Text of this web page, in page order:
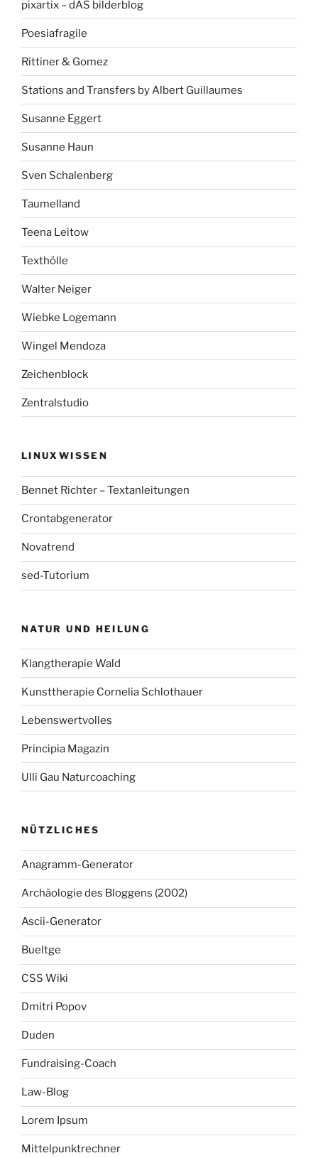
pixartix – dAS bilderblog
Poesiafragile
Rittiner & Gomez
Stations and Transfers by Albert Guillaumes
Susanne Eggert
Susanne Haun
Sven Schalenberg
Taumelland
Teena Leitow
Texthölle
Walter Neiger
Wiebke Logemann
Wingel Mendoza
Zeichenblock
Zentralstudio
LINUXWISSEN
Bennet Richter – Textanleitungen
Crontabgenerator
Novatrend
sed-Tutorium
NATUR UND HEILUNG
Klangtherapie Wald
Kunsttherapie Cornelia Schlothauer
Lebenswertvolles
Principia Magazin
Ulli Gau Naturcoaching
NÜTZLICHES
Anagramm-Generator
Archäologie des Bloggens (2002)
Ascii-Generator
Bueltge
CSS Wiki
Dmitri Popov
Duden
Fundraising-Coach
Law-Blog
Lorem Ipsum
Mittelpunktrechner